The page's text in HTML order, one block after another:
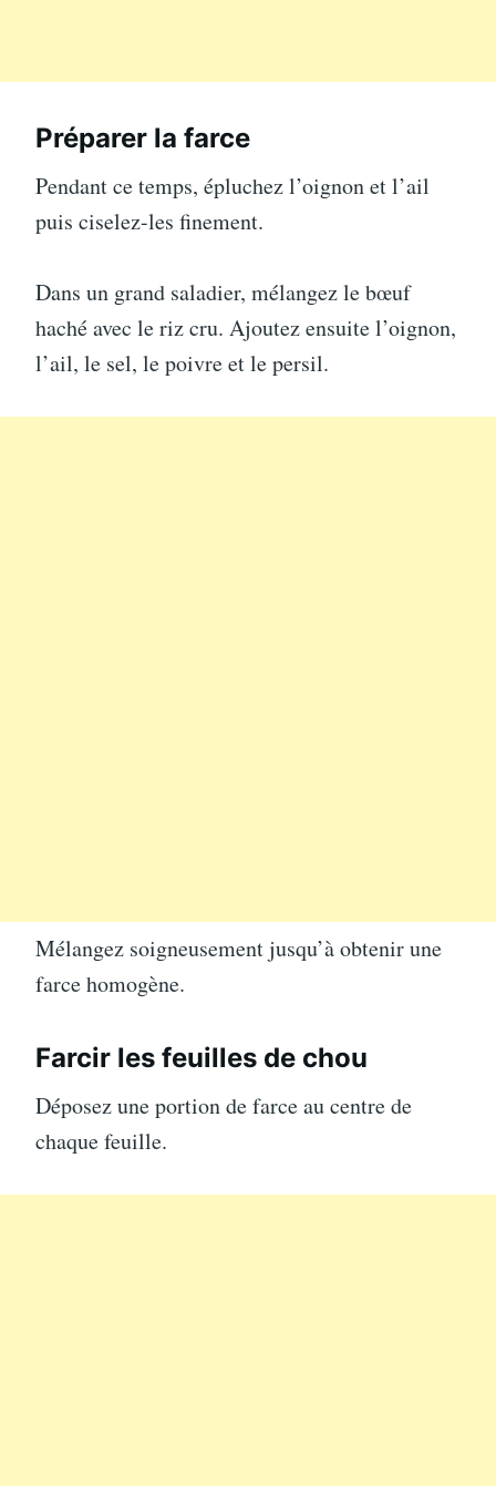
Préparer la farce
Pendant ce temps, épluchez l’oignon et l’ail
puis ciselez-les finement.
Dans un grand saladier, mélangez le bœuf
haché avec le riz cru. Ajoutez ensuite l’oignon,
l’ail, le sel, le poivre et le persil.
Mélangez soigneusement jusqu’à obtenir une
farce homogène.
Farcir les feuilles de chou
Déposez une portion de farce au centre de
chaque feuille.